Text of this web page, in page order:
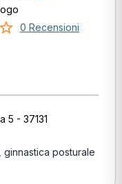
0 Recensioni
5 - 37131
ginnastica posturale